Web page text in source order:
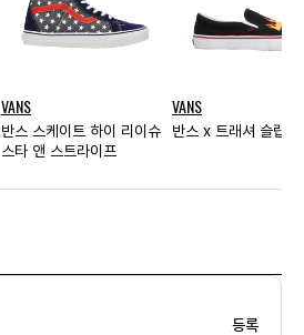
VANS
반스 스케이트 하이 리이슈
스타 앤 스트라이프
VANS
반스 x 트래셔 슬립
등록